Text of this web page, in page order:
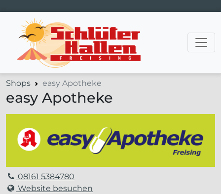
Hauptnavigation
Shops easy Apotheke
easy Apotheke
08161 5384780
Website besuchen